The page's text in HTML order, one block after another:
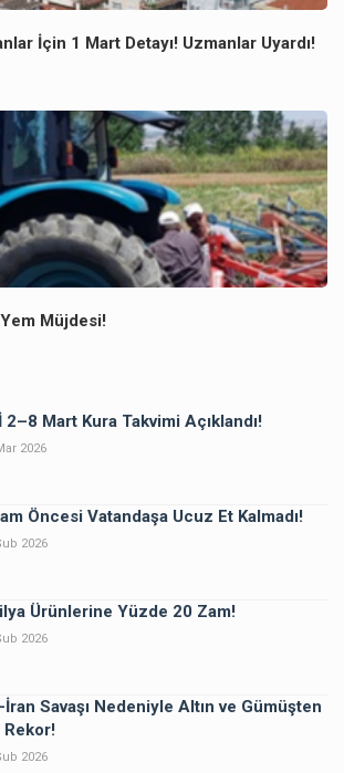
İçin 1 Mart Detayı! Uzmanlar Uyardı!
Müjdesi!
2–8 Mart Kura Takvimi Açıklandı!
2026
Öncesi Vatandaşa Ucuz Et Kalmadı!
2026
Ürünlerine Yüzde 20 Zam!
2026
İran Savaşı Nedeniyle Altın ve Gümüşten
Rekor!
2026